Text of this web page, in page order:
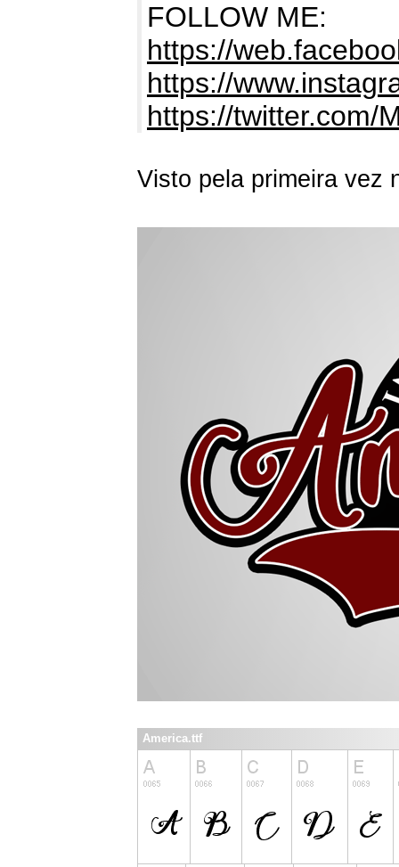
FOLLOW ME:
https://
https://
https://twitter.com/
Visto pela primeira vez
America.ttf